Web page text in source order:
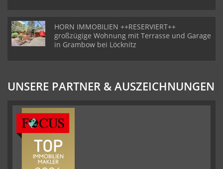
HORN IMMOBILIEN ++RESERVIERT++
großzügige Wohnung mit Terrasse und Garage
in Grambow bei Löcknitz
UNSERE PARTNER & AUSZEICHNUNGEN